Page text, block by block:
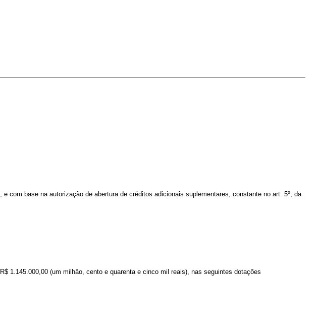
e com base na autorização de abertura de créditos adicionais suplementares, constante no art. 5º, da
R$ 1.145.000,00 (um milhão, cento e quarenta e cinco mil reais) nas seguintes dotações